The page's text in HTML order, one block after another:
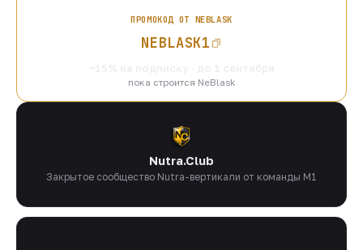
ПРОМОКОД ОТ NEBLASK
NEBLASK1
пока строится NeBlask
Nutra.Club
Закрытое сообщество Nutra-вертикали от команды M1